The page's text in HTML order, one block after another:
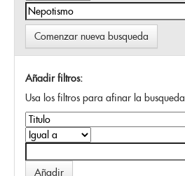
Comenzar nueva busqueda
Añadir filtros:
Usa los filtros para afinar la busqueda.